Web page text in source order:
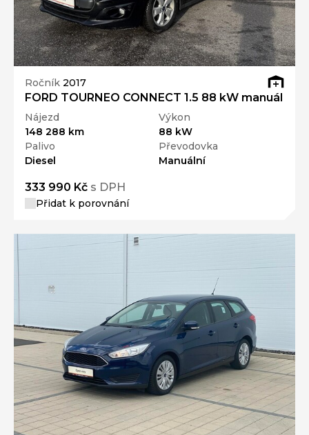
Ročník 2017
FORD TOURNEO CONNECT 1.5 88 kW manuál
Nájezd
148 288 km
Výkon
88 kW
Palivo
Diesel
Převodovka
Manuální
333 990 Kč s DPH
Přidat k porovnání